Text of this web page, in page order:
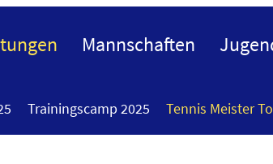
Mannschaften
Trainingscamp 2025 Tennis Meister